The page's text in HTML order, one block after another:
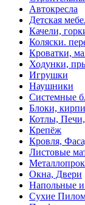
Автокресла
Детская
Качели,
Коляски.
Кроватки,
Ходунки,
Игрушки
Наушники
Системные
Блоки,
Котлы,
Крепёж
Кровля,
Листовые
Окна, Двери
Напольные
Сухие